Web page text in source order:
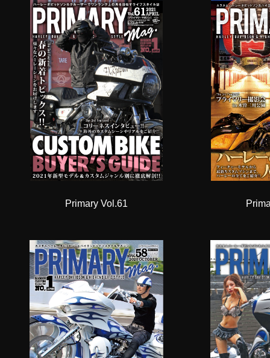
Primary Vol.61